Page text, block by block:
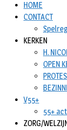
HOME
CONTACT
KERKEN
H.
OPEN
V55+
55+
ZORG/